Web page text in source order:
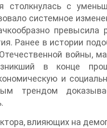
столкнулась с
системное
превысила
Ранее в истории
войны,
в конце
и
трендом
влияющих на